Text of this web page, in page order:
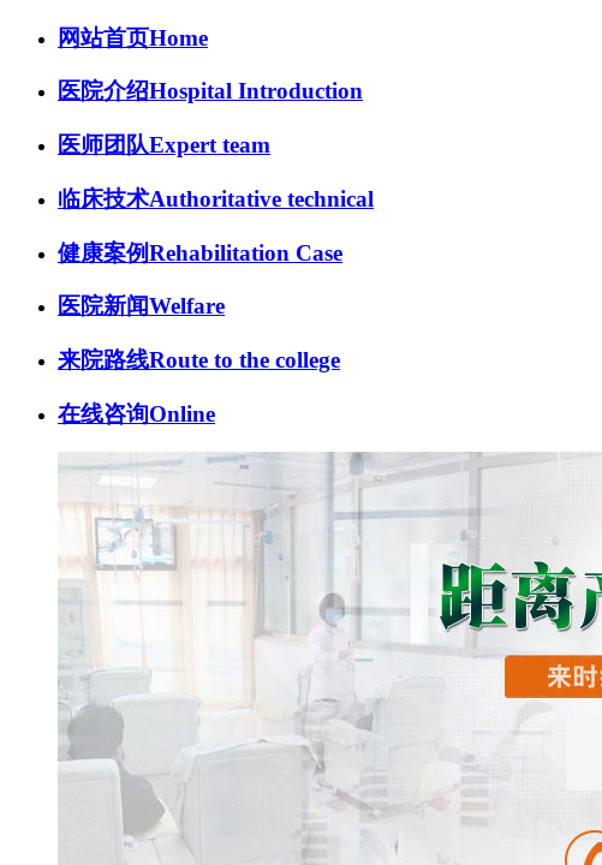
网站首页Home
医院介绍Hospital Introduction
医师团队Expert team
临床技术Authoritative technical
健康案例Rehabilitation Case
医院新闻Welfare
来院路线Route to the college
在线咨询Online